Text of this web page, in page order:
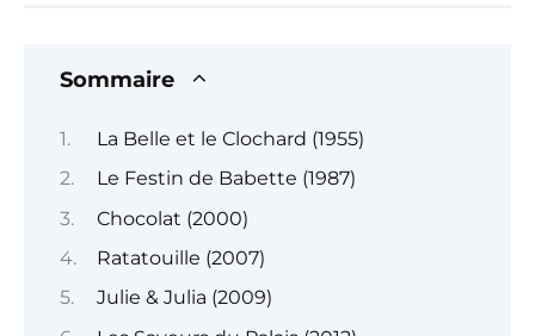
Sommaire
La Belle et le Clochard (1955)
Le Festin de Babette (1987)
Chocolat (2000)
Ratatouille (2007)
Julie & Julia (2009)